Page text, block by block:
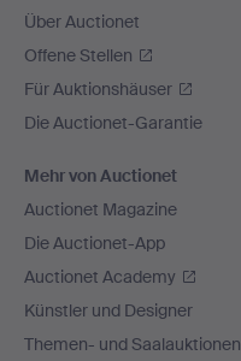
Über Auctionet
Offene Stellen
Für Auktionshäuser
Die Auctionet-Garantie
Mehr von Auctionet
Auctionet Magazine
Die Auctionet-App
Auctionet Academy
Künstler und Designer
Themen- und Saalauktionen